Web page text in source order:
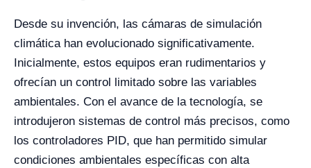
Desde su invención, las cámaras de simulación
climática han evolucionado significativamente.
Inicialmente, estos equipos eran rudimentarios y
ofrecían un control limitado sobre las variables
ambientales. Con el avance de la tecnología, se
introdujeron sistemas de control más precisos, como
los controladores PID, que han permitido simular
condiciones ambientales específicas con alta